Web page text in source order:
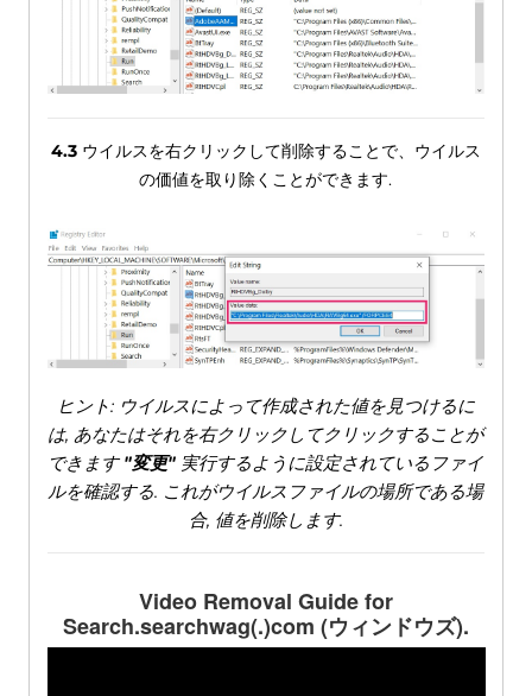
4.3ウイルスを右クリックして削除することで、ウイルス
の価値を取り除くことができます.
ヒント: ウイルスによって作成された値を見つけるに
は, あなたはそれを右クリックしてクリックすることが
できます"変更" 実行するように設定されているファイ
ルを確認する. これがウイルスファイルの場所である場
合, 値を削除します.
Video Removal Guide for
Search.searchwag(.)com (ウィンドウズ).